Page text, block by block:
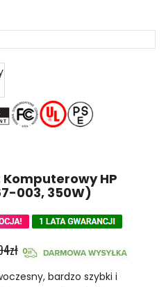
HP
003, 350W)
bardzo szybki i